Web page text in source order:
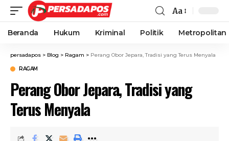
Aa
Beranda Hukum Kriminal Politik Metropolitan
persadapos > Blog > Ragam > Perang Obor Jepara, Tradisi yang Terus Menyala
RAGAM
Perang Obor Jepara, Tradisi yang
Terus Menyala